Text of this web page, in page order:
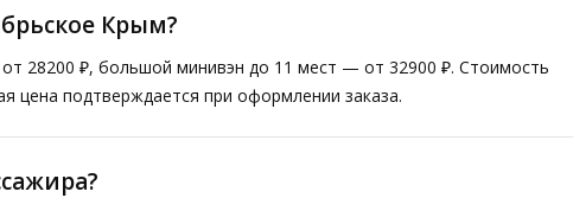
Крым?
28200 ₽, большой минивэн до 11 мест — от 32900 ₽. Стоимость
цена подтверждается при оформлении заказа.